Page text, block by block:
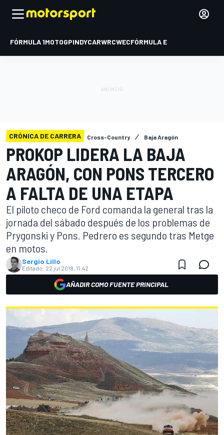
FÓRMULA 1MOTOGPINDYCARWRCWECFÓRMULA E
CRÓNICA DE CARRERA Cross-Country Baja Aragón
PROKOP LIDERA LA BAJA
ARAGÓN, CON PONS TERCERO
A FALTA DE UNA ETAPA
El piloto checo de Ford comanda la general tras la
jornada del sábado después de los problemas de
Prygonski y Pons. Pedrero es segundo tras Metge
en motos.
Sergio Lillo
Editado: 22 jul 2018, 11:42
AÑADIR COMO FUENTE PRINCIPAL